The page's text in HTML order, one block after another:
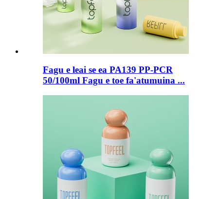
Fagu e leai se ea PA139 PP-PCR
50/100ml Fagu e toe fa'atumuina ...